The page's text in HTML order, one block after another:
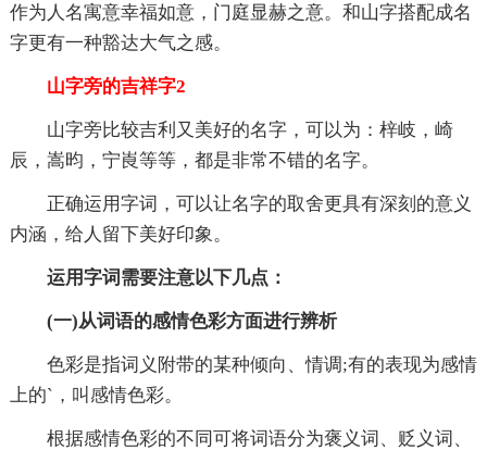
作为人名寓意幸福如意，门庭显赫之意。和山字搭配成名
字更有一种豁达大气之感。
山字旁的吉祥字2
山字旁比较吉利又美好的名字，可以为：梓岐，崎
辰，嵩昀，宁崀等等，都是非常不错的名字。
正确运用字词，可以让名字的取舍更具有深刻的意义
内涵，给人留下美好印象。
运用字词需要注意以下几点：
(一)从词语的感情色彩方面进行辨析
色彩是指词义附带的某种倾向、情调;有的表现为感情
上的`，叫感情色彩。
根据感情色彩的不同可将词语分为褒义词、贬义词、